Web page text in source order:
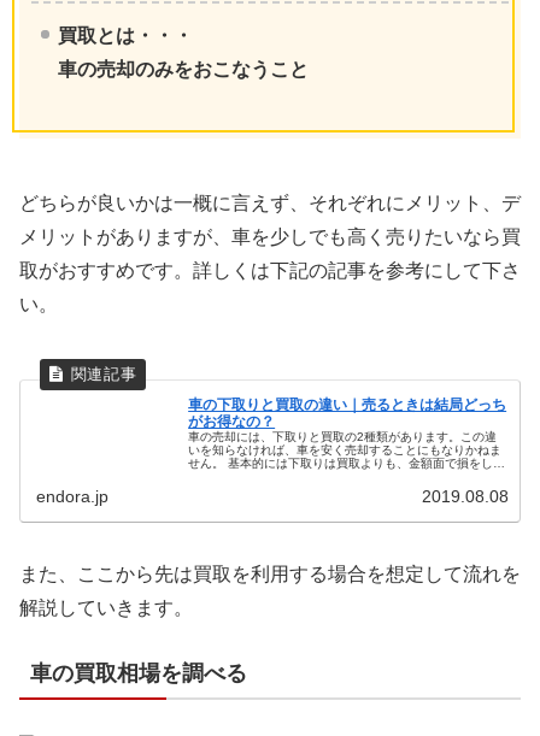
買取とは・・・
車の売却のみをおこなうこと
どちらが良いかは一概に言えず、それぞれにメリット、デ
メリットがありますが、車を少しでも高く売りたいなら買
取がおすすめです。詳しくは下記の記事を参考にして下さ
い。
車の下取りと買取の違い｜売るときは結局どっち
がお得なの？
車の売却には、下取りと買取の2種類があります。この違
いを知らなければ、車を安く売却することにもなりかねま
せん。 基本的には下取りは買取よりも、金額面で損をして
endora.jp 2019.08.08
また、ここから先は買取を利用する場合を想定して流れを
解説していきます。
車の買取相場を調べる